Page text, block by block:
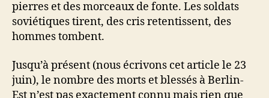
pierres et des morceaux de fonte. Les soldats
soviétiques tirent, des cris retentissent, des
hommes tombent.
Jusqu’à présent (nous écrivons cet article le 23
juin), le nombre des morts et blessés à Berlin-
Est n’est pas exactement connu mais rien que